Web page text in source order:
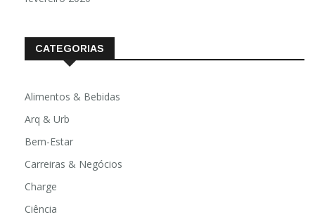
CATEGORIAS
Alimentos & Bebidas
Arq & Urb
Bem-Estar
Carreiras & Negócios
Charge
Ciência